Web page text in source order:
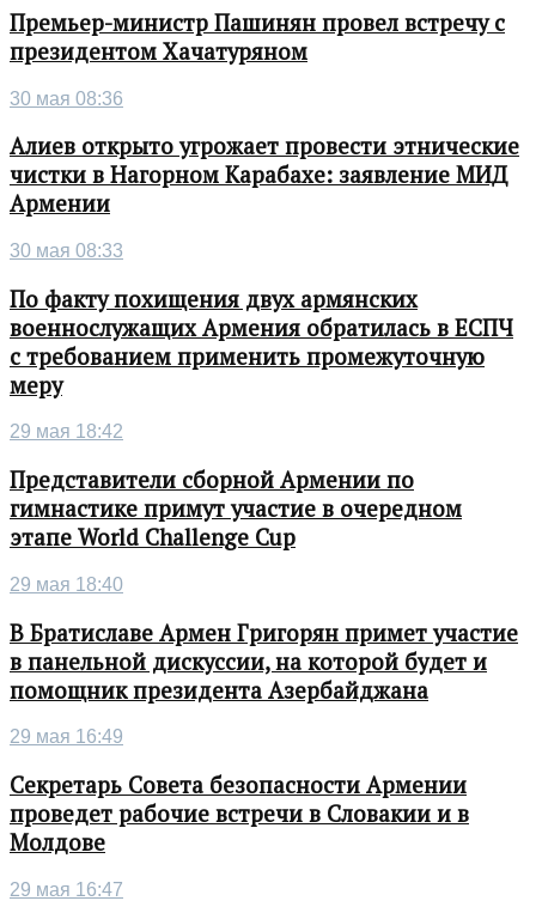
Премьер-министр Пашинян провел встречу с
президентом Хачатуряном
30 мая 08:36
Алиев открыто угрожает провести этнические
чистки в Нагорном Карабахе: заявление МИД
Армении
30 мая 08:33
По факту похищения двух армянских
военнослужащих Армения обратилась в ЕСПЧ
с требованием применить промежуточную
меру
29 мая 18:42
Представители сборной Армении по
гимнастике примут участие в очередном
этапе World Challenge Cup
29 мая 18:40
В Братиславе Армен Григорян примет участие
в панельной дискуссии, на которой будет и
помощник президента Азербайджана
29 мая 16:49
Секретарь Совета безопасности Армении
проведет рабочие встречи в Словакии и в
Молдове
29 мая 16:47